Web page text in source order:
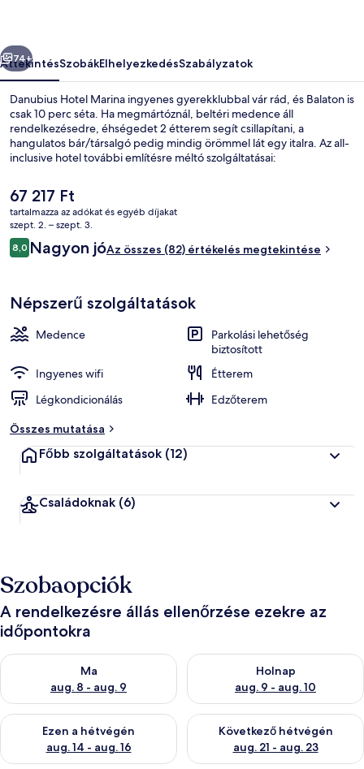
Következő
74+
ÁttekintésSzobákElhelyezkedésSzabályzatok
Danubius Hotel Marina ingyenes gyerekklubbal vár rád, és Balaton is
csak 10 perc séta. Ha megmártóznál, beltéri medence áll
rendelkezésedre, éhségedet 2 étterem segít csillapítani, a
hangulatos bár/társalgó pedig mindig örömmel lát egy italra. Az all-
inclusive hotel további említésre méltó szolgáltatásai:
A
jelenlegi
ár
67 217 Ft
67 217 Ft
tartalmazza az adókat és egyéb díjakat
szept. 2. – szept. 3.
Értékelések
8,08,0 ennyiből: 10
Nagyon jóAz összes (82) értékelés megtekintése
Népszerű szolgáltatások
Medence
Parkolási lehetőség
biztosított
Ingyenes wifi
Étterem
Légkondicionálás
Edzőterem
Összes mutatása
Főbb szolgáltatások (12)
Családoknak (6)
Szobaopciók
A rendelkezésre állás ellenőrzése ezekre az
időpontokra
Ma
aug. 8 - aug. 9
A ma esti rendelkezésre állás ellenőrzése: aug. 8 - aug. 9
Holnap
aug. 9 - aug. 10
A holnapi rendelkezésre állás
Ezen a hétvégén
aug. 14 - aug. 16
A mostani hétvégi rendelkezésre állás ellenőrzése: aug. 14 -
Következő hétvégén
aug. 21 - aug. 23
A következő hétvégi